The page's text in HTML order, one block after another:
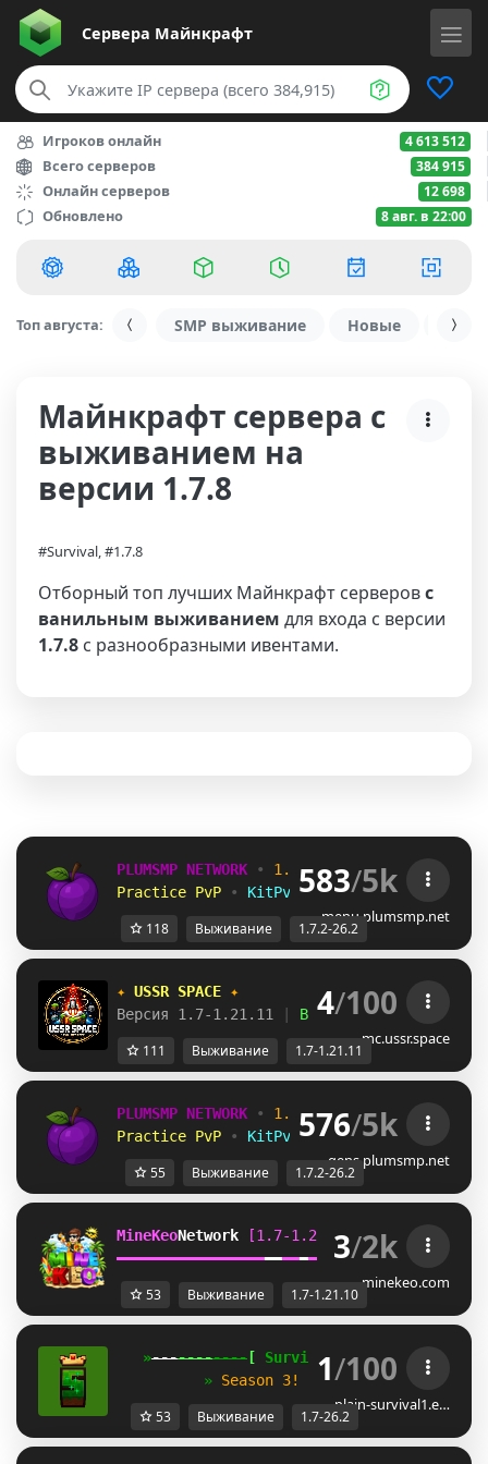
Сервера Майнкрафт
Игроков онлайн 4 613 512
Всего серверов 384 915
Онлайн серверов 12 698
Обновлено 8 авг. в 22:00
Топ августа: SMP выживание Новые С
Майнкрафт сервера с
выживанием на
версии 1.7.8
#Survival, #1.7.8
Отборный топ лучших Майнкрафт серверовс
ванильным выживанием для входа с версии
1.7.8 с разнообразными ивентами.
PLUMSMP NETWORK • 1.7.2 ➜ 26.2
Practice PvP
• KitPvP • Lifesteal
583/5k
menu.plumsmp.net
118 Выживание 1.7.2-26.2
✦ USSR SPACE ✦
Версия 1.7-1.21.11
Выживание | Приваты
4/100
mc.ussr.space
111 Выживание 1.7-1.21.11
PLUMSMP NETWORK • 1.7.2 ➜ 26.2
Practice PvP
• KitPvP • Lifesteal
576/5k
gens.plumsmp.net
55 Выживание 1.7.2-26.2
MineKeoNetwork [1.7-1.21.10] TOWNY
━━━━━━━━━━━━━━━━━━━━━━━ SKYBLOCK
3/2k
minekeo.com
53 Выживание 1.7-1.21.10
»----------- [ Survival ]-------- ---
» Season 3! 1.7 - 26.2 ✦
1/100
plain-survival1.e…
53 Выживание 1.7-26.2